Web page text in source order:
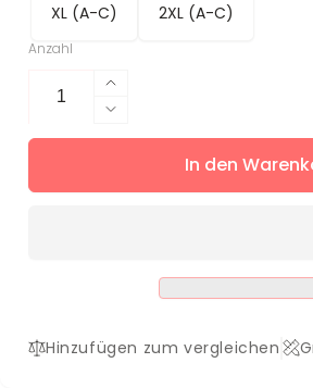
XL (A-C) 2XL (A-C)
Anzahl
Erhöhe
die
Menge
Verringere
die
für
Darkblue
In den
Hinzufügen zum vergleichen